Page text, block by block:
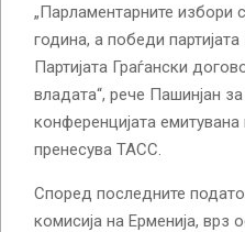
„Парламентарните избори
година, а победи
Партијата Граѓански
владата“, рече Пашинјан
конференцијата
пренесува ТАСС.
Според последните
комисија на Ерменија, врз